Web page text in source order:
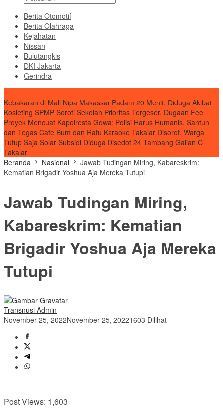
Berita Otomotif
Berita Olahraga
Kejahatan
Nissan
Bulutangkis
DKI Jakarta
Gerindra
Kebakaran di Mall Nipa Makassar Padam 20 Menit, Diduga Akibat
Kosleting SPMP Soroti Sekolah Prioritas Tergeser, Dugaan Fee
Proyek Mencuat Kapolresta Gowa: Polisi Harus Humanis, Santun
dan Tegas Cafe Bum dan Ratu Karaoke Takalar Disorot, Warga
Tutup Saja Solar Subsidi Diduga Disedot 24 Tambang Galian C
Takalar
Beranda
Nasional
Jawab Tudingan Miring, Kabareskrim:
Kematian Brigadir Yoshua Aja Mereka Tutupi
Jawab Tudingan Miring,
Kabareskrim: Kematian
Brigadir Yoshua Aja Mereka
Tutupi
Transnusi Admin
November 25, 2022November 25, 20221603 Dilihat
Post Views: 1,603